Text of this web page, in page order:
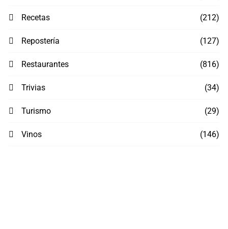
Recetas (212)
Repostería (127)
Restaurantes (816)
Trivias (34)
Turismo (29)
Vinos (146)